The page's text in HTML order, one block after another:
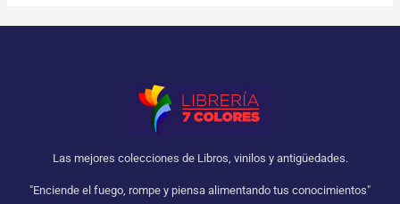
Las mejores colecciones de Libros, vinilos y antigüedades.
"Enciende el fuego, rompe y piensa alimentando tus conocimientos"